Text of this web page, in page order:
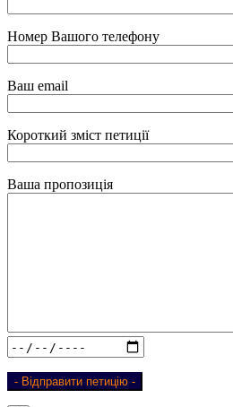
Номер Вашого телефону
Ваш email
Короткий зміст петиції
Ваша пропозиція